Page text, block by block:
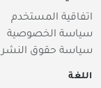
اتفاقية المستخدم
سياسة الخصوصية
سياسة حقوق النشر
اللغة